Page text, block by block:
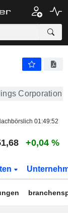
Corporation
01:49:52
+0,04 %